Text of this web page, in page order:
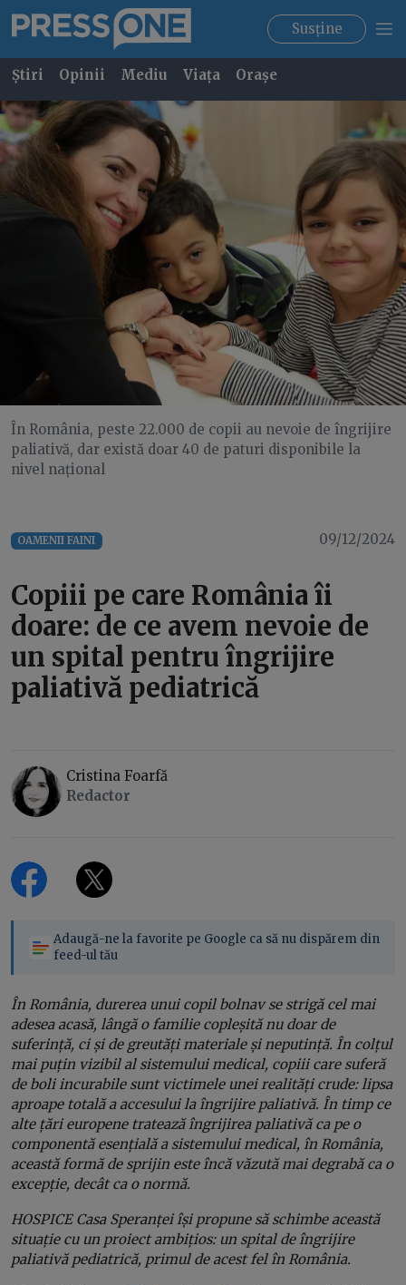
Susține
Știri Opinii Mediu Viața Orașe
În România, peste 22.000 de copii au nevoie de îngrijire
paliativă, dar există doar 40 de paturi disponibile la
nivel național
OAMENII FAINI 09/12/2024
Copiii pe care România îi
doare: de ce avem nevoie de
un spital pentru îngrijire
paliativă pediatrică
Cristina Foarfă
Redactor
Adaugă-ne la favorite pe Google ca să nu dispărem din
feed-ul tău
În România, durerea unui copil bolnav se strigă cel mai
adesea acasă, lângă o familie copleșită nu doar de
suferință, ci și de greutăți materiale și neputință. În colțul
mai puțin vizibil al sistemului medical, copiii care suferă
de boli incurabile sunt victimele unei realități crude: lipsa
aproape totală a accesului la îngrijire paliativă. În timp ce
alte țări europene tratează îngrijirea paliativă ca pe o
componentă esențială a sistemului medical, în România,
această formă de sprijin este încă văzută mai degrabă ca o
excepție, decât ca o normă.
HOSPICECasa Speranței își propune să schimbe această
situație cu un proiect ambițios: un spital de îngrijire
paliativă pediatrică, primul de acest fel în România.